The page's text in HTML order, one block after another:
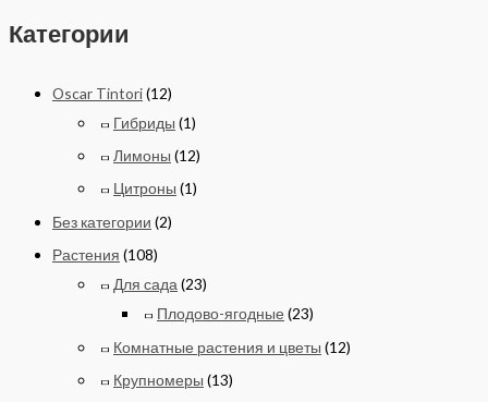
Категории
Oscar Tintori(12)
Гибриды (1)
Лимоны (12)
Цитроны (1)
Без категории (2)
Растения (108)
Для сада (23)
Плодово-ягодные (23)
Комнатные растения и цветы (12)
Крупномеры (13)